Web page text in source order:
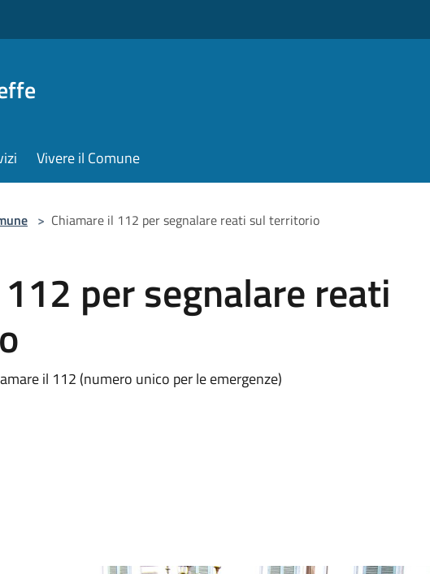
Vivere il Comune
> Chiamare il 112 per segnalare reati sul territorio
per segnalare reati
il 112 (numero unico per le emergenze)